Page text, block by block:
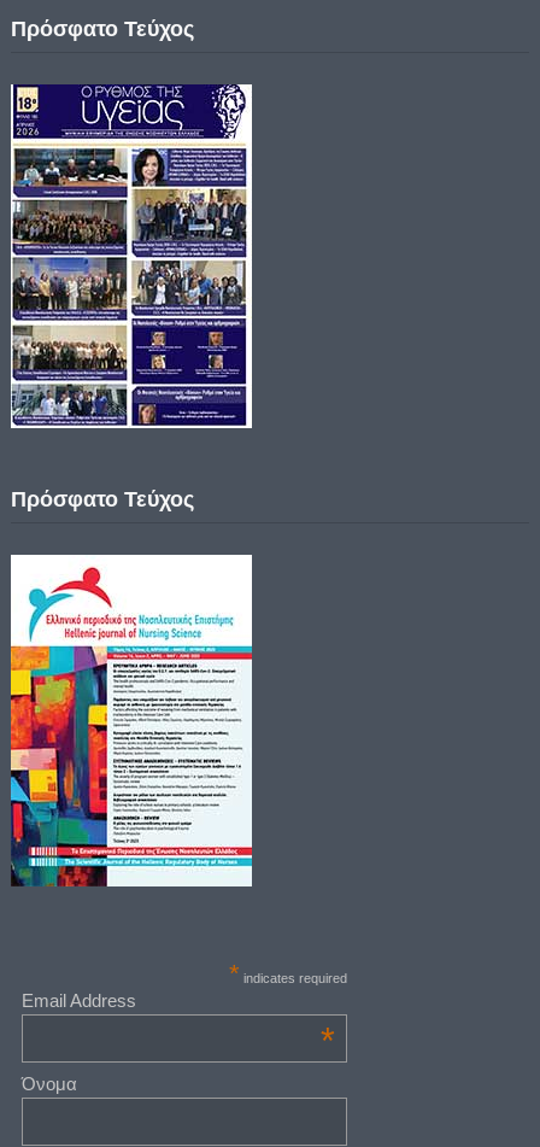
Πρόσφατο Τεύχος
Πρόσφατο Τεύχος
* indicates required
Email Address
*
Όνομα